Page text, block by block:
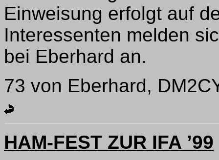
Einweisung erfolgt auf
Interessenten melden
bei Eberhard an.
73 von Eberhard,
HAM-FEST ZUR IFA ’99